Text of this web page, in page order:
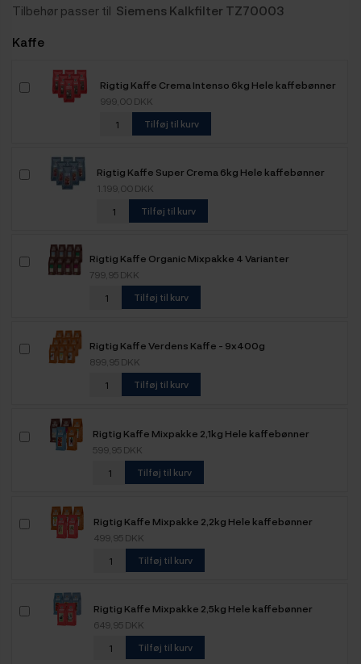
Tilbehør passer til Siemens Kalkfilter TZ70003
Kaffe
Rigtig Kaffe Crema Intenso 6kg Hele kaffebønner
999,00 DKK
Tilføj til kurv
Rigtig Kaffe Super Crema 6kg Hele kaffebønner
1.199,00 DKK
Tilføj til kurv
Rigtig Kaffe Organic Mixpakke 4 Varianter
799,95 DKK
Tilføj til kurv
Rigtig Kaffe Verdens Kaffe - 9x400g
899,95 DKK
Tilføj til kurv
Rigtig Kaffe Mixpakke 2,1kg Hele kaffebønner
599,95 DKK
Tilføj til kurv
Rigtig Kaffe Mixpakke 2,2kg Hele kaffebønner
499,95 DKK
Tilføj til kurv
Rigtig Kaffe Mixpakke 2,5kg Hele kaffebønner
649,95 DKK
Tilføj til kurv